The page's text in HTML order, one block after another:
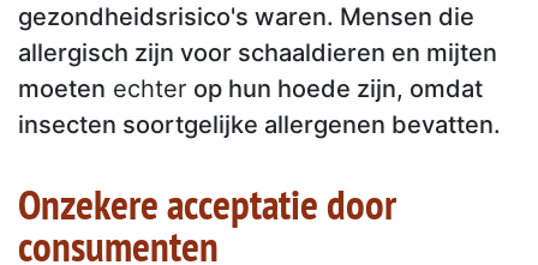
gezondheidsrisico's waren. Mensen die
allergisch zijn voor schaaldieren en mijten
moeten echter op hun hoede zijn, omdat
insecten soortgelijke allergenen bevatten.
Onzekere acceptatie door
consumenten